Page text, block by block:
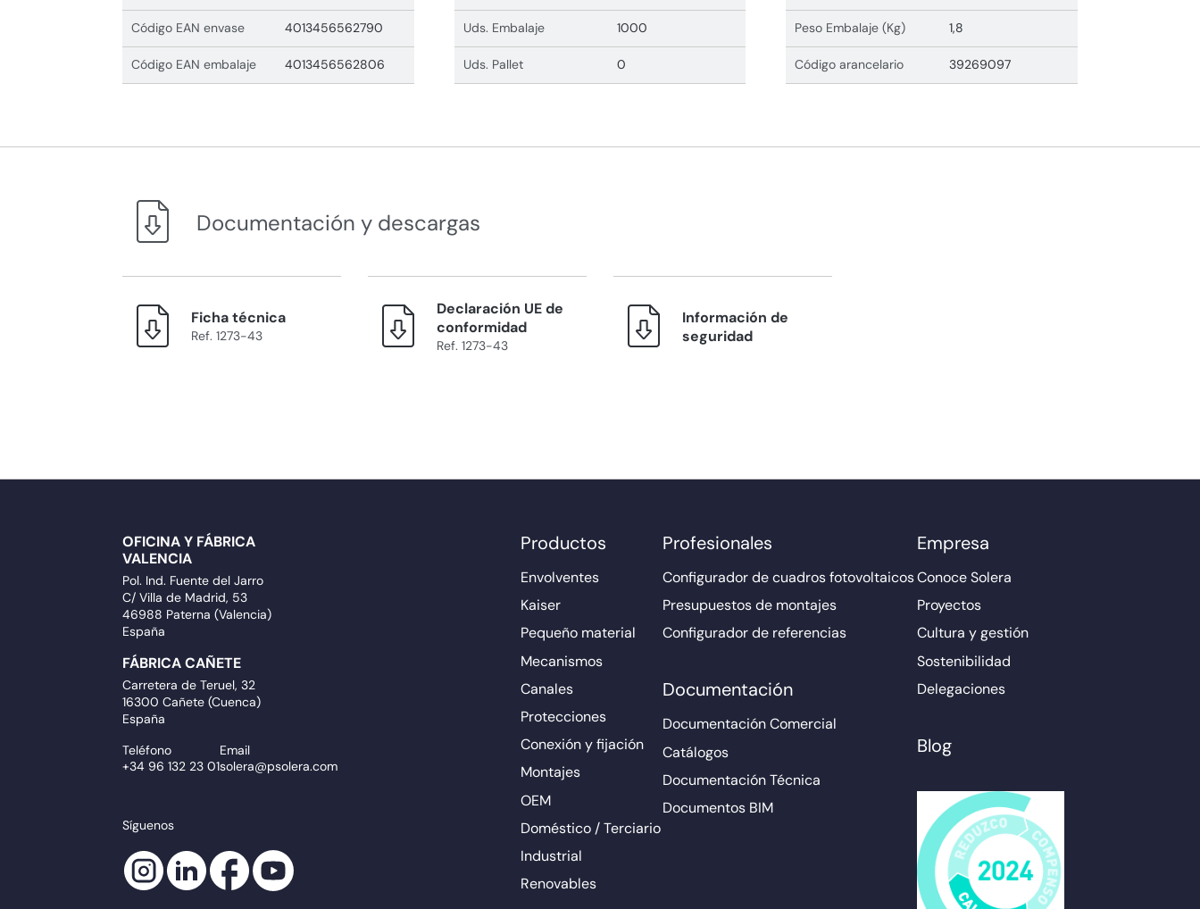
Código EAN envase 4013456562790
Código EAN embalaje 4013456562806
Uds. Embalaje 1000
Uds. Pallet 0
Peso Embalaje (Kg) 1,8
Código arancelario 39269097
Documentación y descargas
Ficha técnica
Ref. 1273-43
Declaración UE de
conformidad
Ref. 1273-43
Información de
seguridad
OFICINA Y FÁBRICA
VALENCIA
Pol. Ind. Fuente del Jarro
C/ Villa de Madrid, 53
46988 Paterna (Valencia)
España
FÁBRICA CAÑETE
Carretera de Teruel, 32
16300 Cañete (Cuenca)
España
Teléfono
+34 96 132 23 01
Email
solera@psolera.com
Síguenos
Productos
Envolventes
Kaiser
Pequeño material
Mecanismos
Canales
Protecciones
Conexión y fijación
Montajes
OEM
Doméstico / Terciario
Industrial
Renovables
Profesionales
Configurador de cuadros fotovoltaicos
Presupuestos de montajes
Configurador de referencias
Documentación
Documentación Comercial
Catálogos
Documentación Técnica
Documentos BIM
Empresa
Conoce Solera
Proyectos
Cultura y gestión
Sostenibilidad
Delegaciones
Blog